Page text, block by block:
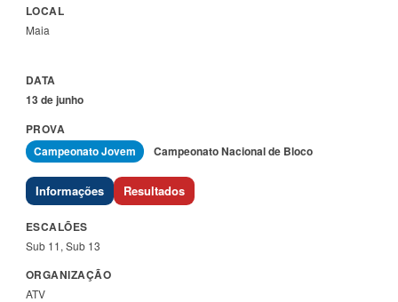
Maia
13 de junho
Campeonato Jovem Campeonato Nacional de Bloco
Informações Resultados
Sub 11, Sub 13
ATV